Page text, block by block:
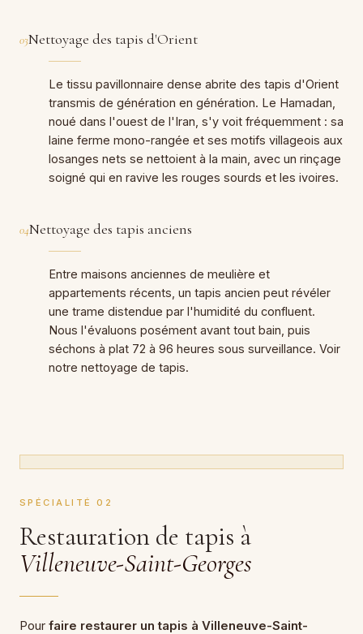
03Nettoyage des tapis d'Orient
Le tissu pavillonnaire dense abrite des tapis d'Orient
transmis de génération en génération. Le Hamadan,
noué dans l'ouest de l'Iran, s'y voit fréquemment : sa
laine ferme mono-rangée et ses motifs villageois aux
losanges nets se nettoient à la main, avec un rinçage
soigné qui en ravive les rouges sourds et les ivoires.
04Nettoyage des tapis anciens
Entre maisons anciennes de meulière et
appartements récents, un tapis ancien peut révéler
une trame distendue par l'humidité du confluent.
Nous l'évaluons posément avant tout bain, puis
séchons à plat 72 à 96 heures sous surveillance. Voir
notre nettoyage de tapis.
SPÉCIALITÉ 02
Restauration de tapis à
Villeneuve-Saint-Georges
Pour faire restaurer un tapis à Villeneuve-Saint-